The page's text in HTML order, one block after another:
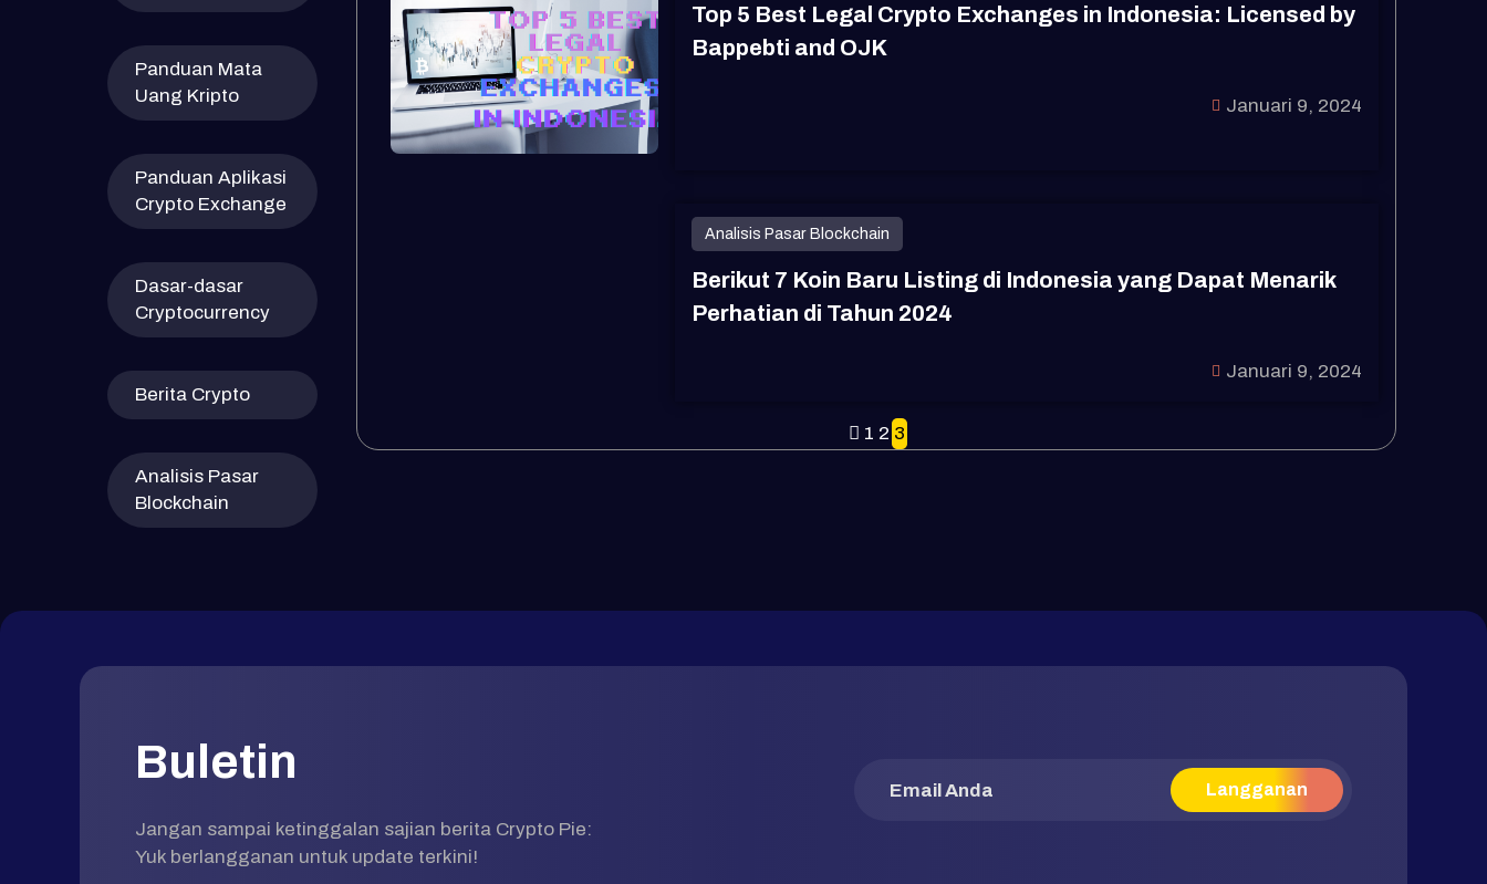
Panduan Mata
Uang Kripto
Panduan Aplikasi
Crypto Exchange
Dasar-dasar
Cryptocurrency
Berita Crypto
Analisis Pasar
Blockchain
Top 5 Best Legal Crypto Exchanges in Indonesia: Licensed by
Bappebti and OJK
Januari 9, 2024
Analisis Pasar Blockchain
Berikut 7 Koin Baru Listing di Indonesia yang Dapat Menarik
Perhatian di Tahun 2024
Januari 9, 2024
1 2 3
Buletin
Jangan sampai ketinggalan sajian berita Crypto Pie:
Yuk berlangganan untuk update terkini!